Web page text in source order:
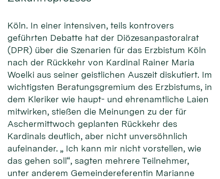
Köln. In einer intensiven, teils kontrovers
geführten Debatte hat der Diözesanpastoralrat
(DPR) über die Szenarien für das Erzbistum Köln
nach der Rückkehr von Kardinal Rainer Maria
Woelki aus seiner geistlichen Auszeit diskutiert. Im
wichtigsten Beratungsgremium des Erzbistums, in
dem Kleriker wie haupt- und ehrenamtliche Laien
mitwirken, stießen die Meinungen zu der für
Aschermittwoch geplanten Rückkehr des
Kardinals deutlich, aber nicht unversöhnlich
aufeinander. „ Ich kann mir nicht vorstellen, wie
das gehen soll“, sagten mehrere Teilnehmer,
unter anderem Gemeindereferentin Marianne